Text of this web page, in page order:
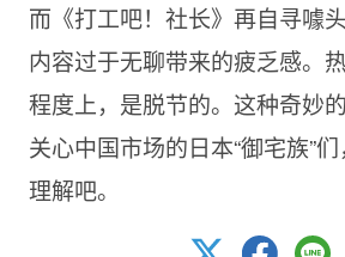
而《打工吧！社长》再自寻噱
内容过于无聊带来的疲乏感。
程度上，是脱节的。这种奇妙
关心中国市场的日本“御宅族”
理解吧。